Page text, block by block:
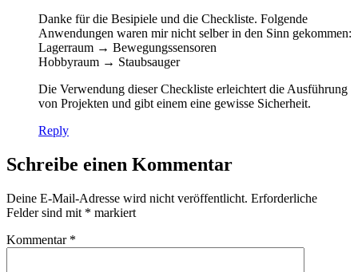
Danke für die Besipiele und die Checkliste. Folgende
Anwendungen waren mir nicht selber in den Sinn gekommen:
Lagerraum → Bewegungssensoren
Hobbyraum → Staubsauger
Die Verwendung dieser Checkliste erleichtert die Ausführung
von Projekten und gibt einem eine gewisse Sicherheit.
Reply
Schreibe einen Kommentar
Deine E-Mail-Adresse wird nicht veröffentlicht. Erforderliche
Felder sind mit * markiert
Kommentar *